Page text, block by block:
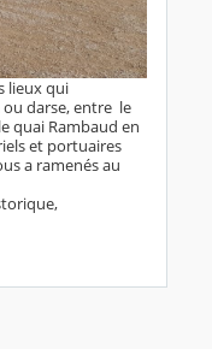
lieux qui
darse, entre le
quai Rambaud en
et portuaires
a ramenés au